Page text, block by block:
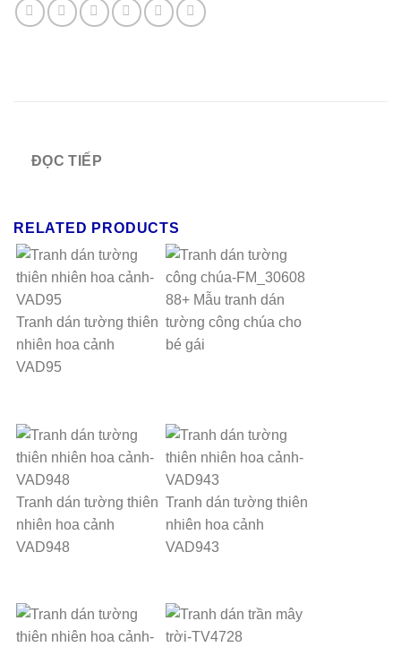
ĐỌC TIẾP
RELATED PRODUCTS
Tranh dán tường thiên
nhiên hoa cảnh
VAD95
88+ Mẫu tranh dán
tường công chúa cho
bé gái
Tranh dán tường thiên
nhiên hoa cảnh
VAD948
Tranh dán tường thiên
nhiên hoa cảnh
VAD943